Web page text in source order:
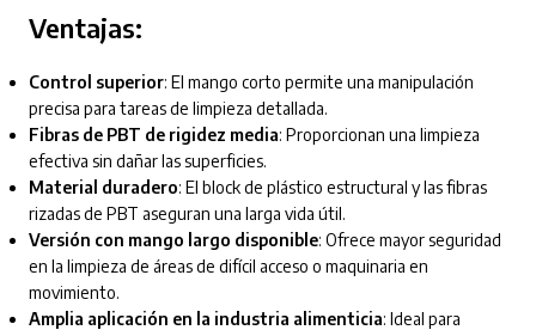
Ventajas:
Control superior: El mango corto permite una manipulación
precisa para tareas de limpieza detallada.
Fibras de PBT de rigidez media: Proporcionan una limpieza
efectiva sin dañar las superficies.
Material duradero: El block de plástico estructural y las fibras
rizadas de PBT aseguran una larga vida útil.
Versión con mango largo disponible: Ofrece mayor seguridad
en la limpieza de áreas de difícil acceso o maquinaria en
movimiento.
Amplia aplicación en la industria alimenticia: Ideal para